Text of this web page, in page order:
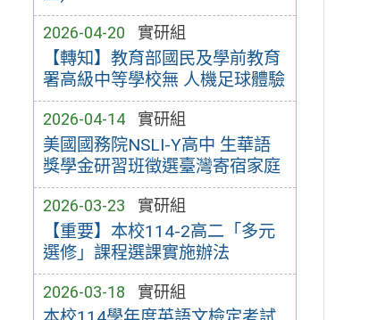
2026-04-20 實研組
【轉知】教育部國民及學前教育
署高級中等學校無 人機足球體驗
2026-04-14 實研組
美國國務院NSLI-Y高中 生華語
獎學金研習班徵選臺灣寄宿家庭
2026-03-23 實研組
【重要】本校114-2高二「多元
選修」課程選課實施辦法
2026-03-18 實研組